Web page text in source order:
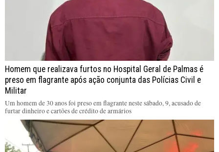
Homem que realizava furtos no Hospital Geral de Palmas é
preso em flagrante após ação conjunta das Polícias Civil e
Militar
Um homem de 30 anos foi preso em flagrante neste sábado, 9, acusado de
furtar dinheiro e cartões de crédito de armários